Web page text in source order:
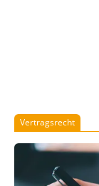
Vertragsrecht